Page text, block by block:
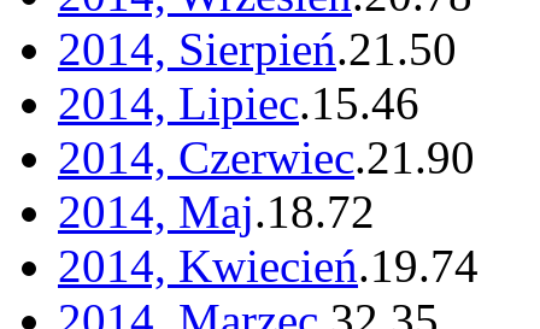
2014, Sierpień.21.50
2014, Lipiec.15.46
2014, Czerwiec.21.90
2014, Maj.18.72
2014, Kwiecień.19.74